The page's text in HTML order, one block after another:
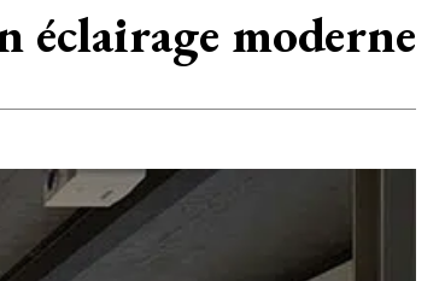
éclairage moderne